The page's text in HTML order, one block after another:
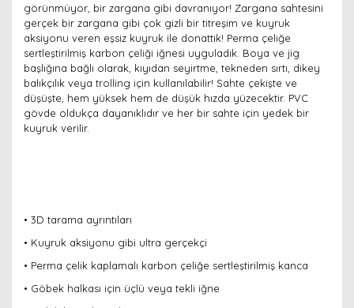
görünmüyor, bir zargana gibi davranıyor! Zargana sahtesini
gerçek bir zargana gibi çok gizli bir titreşim ve kuyruk
aksiyonu veren eşsiz kuyruk ile donattık! Perma çeliğe
sertleştirilmiş karbon çeliği iğnesi uyguladık. Boya ve jig
başlığına bağlı olarak, kıyıdan seyirtme, tekneden sırtı, dikey
balıkçılık veya trolling için kullanılabilir! Sahte çekişte ve
düşüşte, hem yüksek hem de düşük hızda yüzecektir. PVC
gövde oldukça dayanıklıdır ve her bir sahte için yedek bir
kuyruk verilir.
• 3D tarama ayrıntıları
• Kuyruk aksiyonu gibi ultra gerçekçi
• Perma çelik kaplamalı karbon çeliğe sertleştirilmiş kanca
• Göbek halkası için üçlü veya tekli iğne